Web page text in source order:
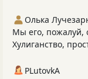
Олька
Мы его, пожалуй,
Хулиганство,
PLutоvkА